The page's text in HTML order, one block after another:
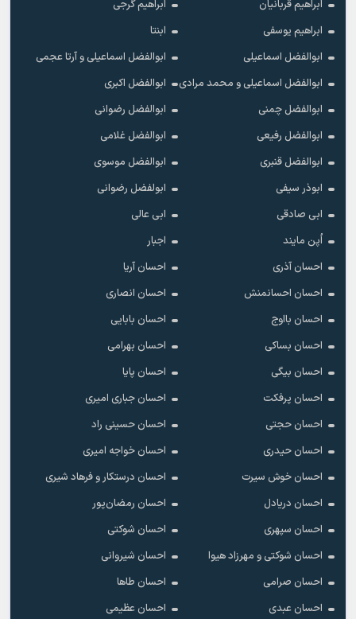
ابراهیم قربانیان
ابراهیم گرجی
ابراهیم یوسفی
ابنتا
ابوالفضل اسماعیلی
ابوالفضل اسماعیلی و آرتا عجمی
ابوالفضل اسماعیلی و محمد مرادی
ابوالفضل اکبری
ابوالفضل چمنی
ابوالفضل رضوانی
ابوالفضل رفیعی
ابوالفضل غلامی
ابوالفضل قنبری
ابوالفضل موسوی
ابوذر سیفی
ابولفضل رضوانی
ابی صادقی
ابی عالی
اُپن مایند
اجبار
احسان آذری
احسان آریا
احسان احسانمنش
احسان انصاری
احسان بااوج
احسان بابایی
احسان بساکی
احسان بهرامی
احسان بیگی
احسان پایا
احسان پرفکت
احسان جباری امیری
احسان حجتی
احسان حسینی راد
احسان حیدری
احسان خواجه امیری
احسان خوش سیرت
احسان درستکار و فرهاد شیرى
احسان دریادل
احسان رمضان‌پور
احسان سپهری
احسان شوکتی
احسان شوکتی و مهرزاد هیوا
احسان شیروانی
احسان صرامی
احسان طاها
احسان عبدی
احسان عظیمی